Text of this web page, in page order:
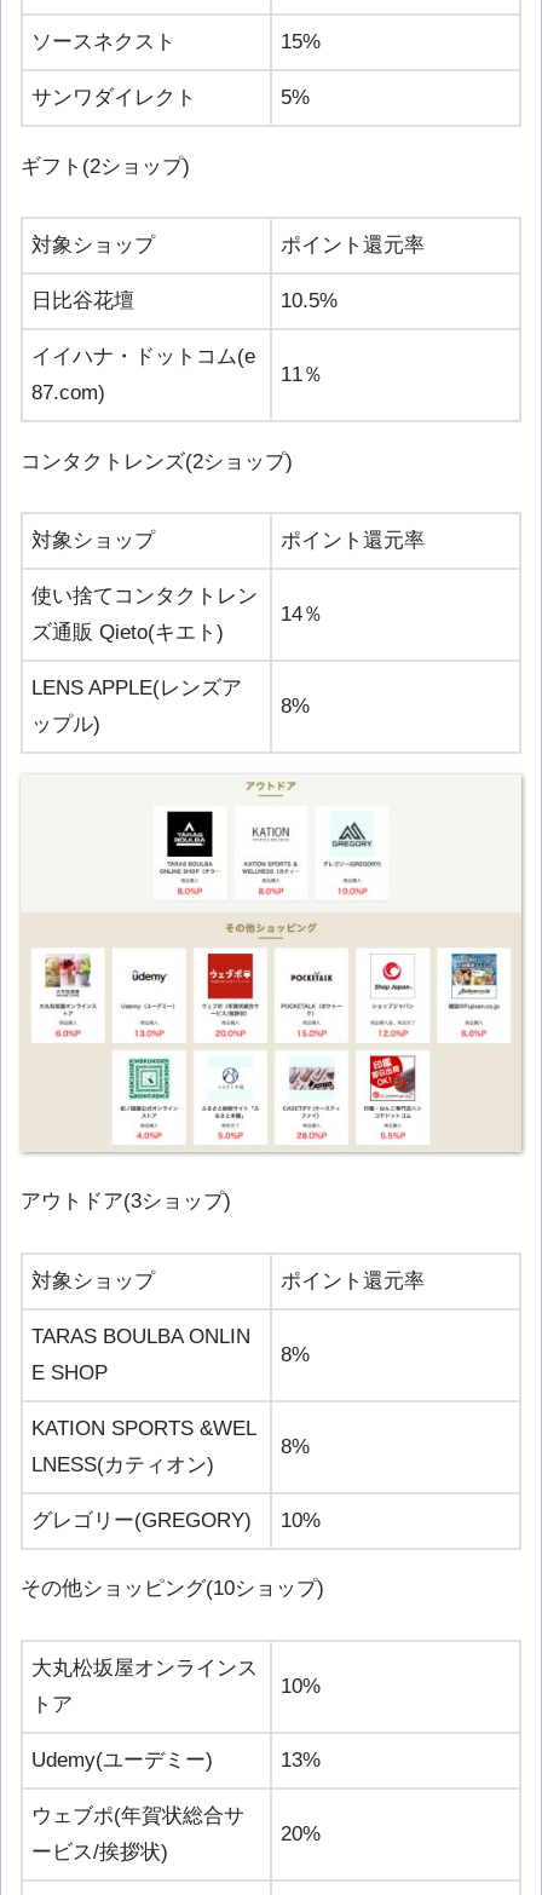
ソースネクスト 15%
サンワダイレクト 5%
ギフト(2ショップ)
対象ショップ ポイント還元率
日比谷花壇 10.5%
イイハナ・ドットコム(e
87.com)
11％
コンタクトレンズ(2ショップ)
対象ショップ ポイント還元率
使い捨てコンタクトレン
ズ通販 Qieto(キエト)
14％
LENS APPLE(レンズア
ップル)
8%
アウトドア(3ショップ)
対象ショップ ポイント還元率
TARAS BOULBA ONLIN
E SHOP
8%
KATION SPORTS &WEL
LNESS(カティオン)
8%
グレゴリー(GREGORY) 10%
その他ショッピング(10ショップ)
大丸松坂屋オンラインス
トア
10%
Udemy(ユーデミー) 13%
ウェブポ(年賀状総合サ
ービス/挨拶状)
20%